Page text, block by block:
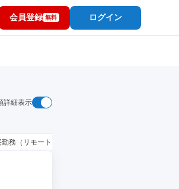
会員登録 無料 ログイン
詳細表示
務（リモートワーク）OK